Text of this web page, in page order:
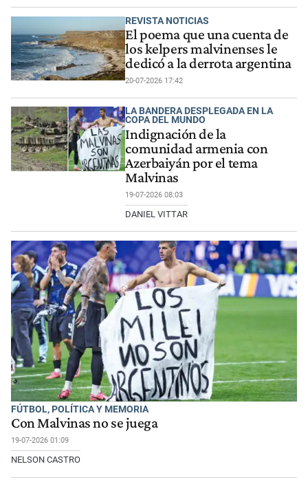
REVISTA NOTICIAS
El poema que una cuenta de
los kelpers malvinenses le
dedicó a la derrota argentina
20-07-2026 17:42
LA BANDERA DESPLEGADA EN LA
COPA DEL MUNDO
Indignación de la
comunidad armenia con
Azerbaiyán por el tema
Malvinas
19-07-2026 08:03
DANIEL VITTAR
FÚTBOL, POLÍTICA Y MEMORIA
Con Malvinas no se juega
19-07-2026 01:09
NELSON CASTRO